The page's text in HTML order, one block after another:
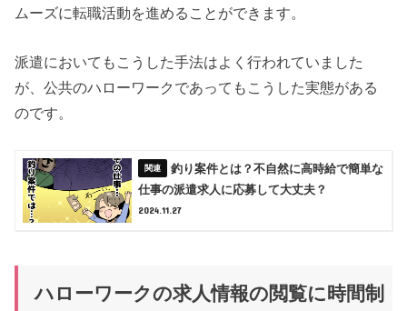
ムーズに転職活動を進めることができます。
派遣においてもこうした手法はよく行われていました
が、公共のハローワークであってもこうした実態がある
のです。
釣り案件とは？不自然に高時給で簡単な
仕事の派遣求人に応募して大丈夫？
2024.11.27
ハローワークの求人情報の閲覧に時間制